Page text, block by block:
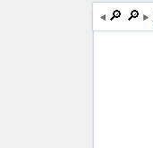
🔎︎ 🔎︎